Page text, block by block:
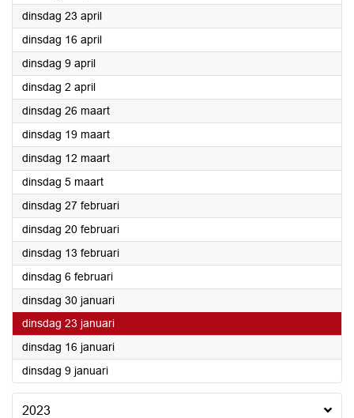
dinsdag 23 april2024
dinsdag 16 april2024
dinsdag 9 april2024
dinsdag 2 april2024
dinsdag 26 maart2024
dinsdag 19 maart2024
dinsdag 12 maart2024
dinsdag 5 maart2024
dinsdag 27 februari2024
dinsdag 20 februari2024
dinsdag 13 februari2024
dinsdag 6 februari2024
dinsdag 30 januari2024
dinsdag 23 januari2024
dinsdag 16 januari2024
dinsdag 9 januari2024
2023